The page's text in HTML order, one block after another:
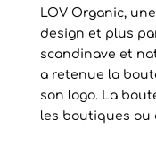
LOV Organic,
design et plus
scandinave et
a retenue la
son logo. La
les boutiques ou